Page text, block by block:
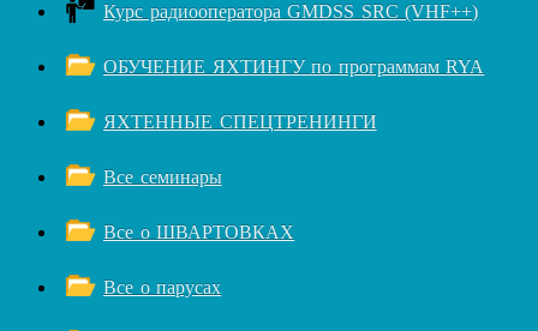
Курс радиооператора GMDSS SRC (VHF++)
ОБУЧЕНИЕ ЯХТИНГУ по программам RYA
ЯХТЕННЫЕ СПЕЦТРЕНИНГИ
Все семинары
Все о ШВАРТОВКАХ
Все о парусах